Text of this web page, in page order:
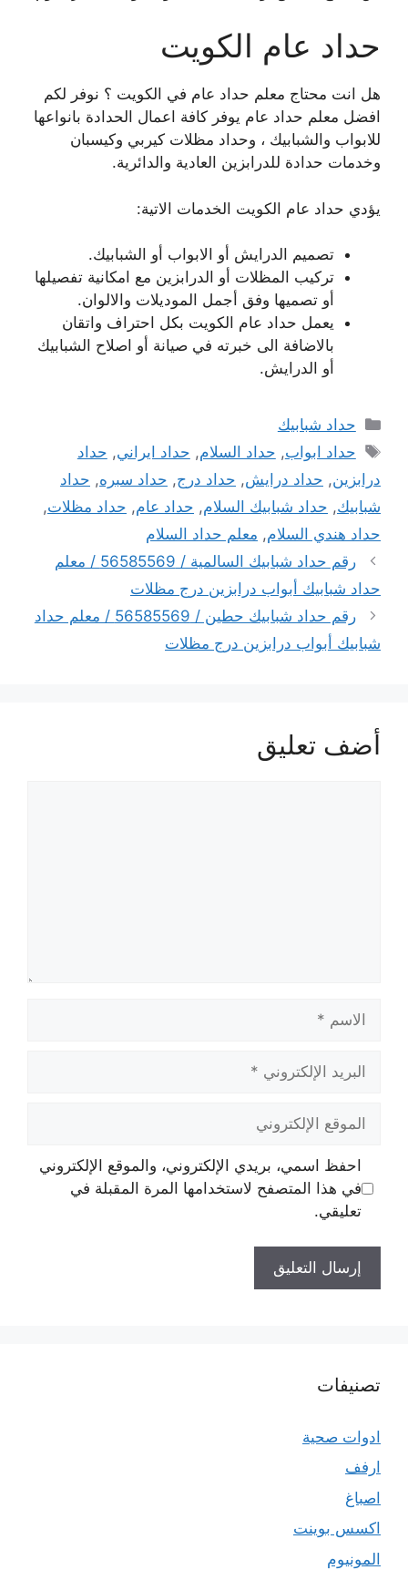
حداد عام الكويت
هل انت محتاج معلم حداد عام في الكويت ؟ نوفر لكم
افضل معلم حداد عام يوفر كافة اعمال الحدادة بانواعها
للابواب والشبابيك ، وحداد مظلات كيربي وكيسبان
وخدمات حدادة للدرابزين العادية والدائرية.
يؤدي حداد عام الكويت الخدمات الاتية:
تصميم الدرايش أو الابواب أو الشبابيك.
تركيب المظلات أو الدرابزين مع امكانية تفصيلها
أو تصميها وفق أجمل الموديلات والالوان.
يعمل حداد عام الكويت بكل احتراف واتقان
بالاضافة الى خبرته في صيانة أو اصلاح الشبابيك
أو الدرايش.
التصنيفات
حداد شبابيك
الوسوم
حداد ابواب, حداد السلام, حداد ايراني, حداد
درابزين, حداد درايش, حداد درج, حداد سبره, حداد
شبابيك, حداد شبابيك السلام, حداد عام, حداد مظلات,
حداد هندي السلام, معلم حداد السلام
رقم حداد شبابيك السالمية / 56585569 / معلم
حداد شبابيك أبواب درابزين درج مظلات
رقم حداد شبابيك حطين / 56585569 / معلم حداد
شبابيك أبواب درابزين درج مظلات
أضف تعليق
الاسم
البريد
الإلكتروني
الموقع
الإلكتروني
احفظ اسمي، بريدي الإلكتروني، والموقع الإلكتروني
في هذا المتصفح لاستخدامها المرة المقبلة في
تعليقي.
تصنيفات
ادوات صحية
ارفف
اصباغ
اكسس بوينت
المونيوم